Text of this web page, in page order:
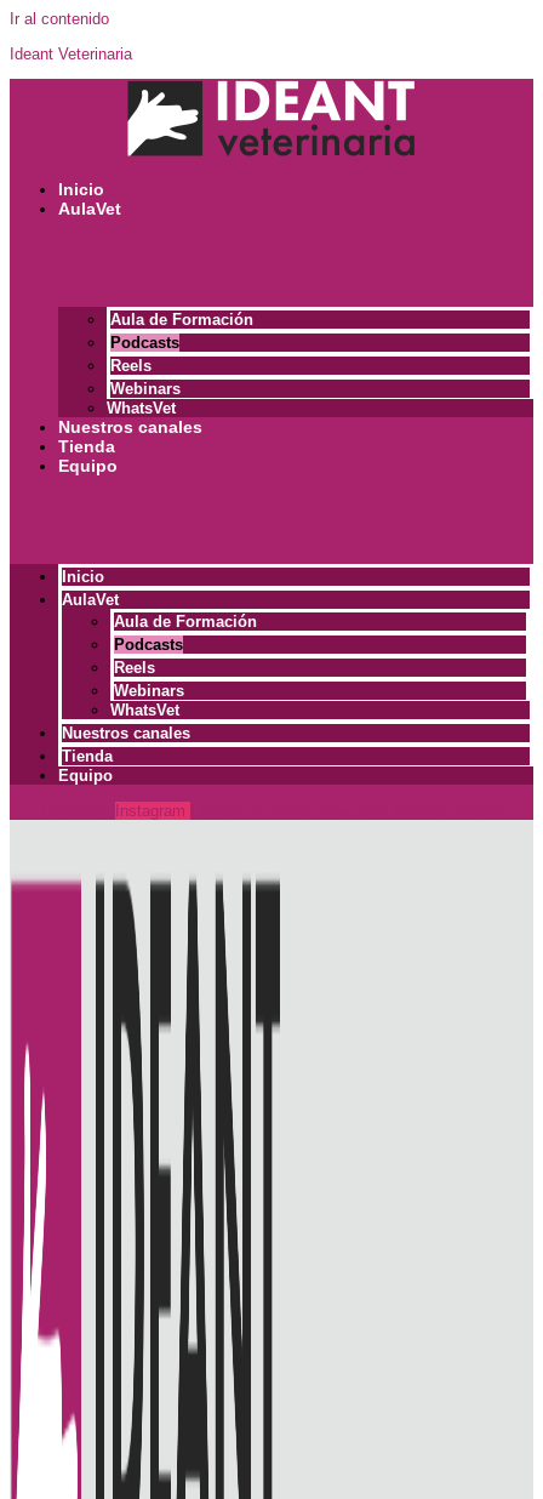
Ir al contenido
Ideant Veterinaria
Inicio
AulaVet
Aula de Formación
Podcasts
Reels
Webinars
WhatsVet
Nuestros canales
Tienda
Equipo
Inicio
AulaVet
Aula de Formación
Podcasts
Reels
Webinars
WhatsVet
Nuestros canales
Tienda
Equipo
Instagram